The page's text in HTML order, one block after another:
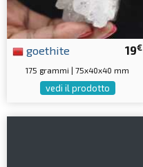
19€
goethite
175 grammi | 75x40x40 mm
vedi il prodotto